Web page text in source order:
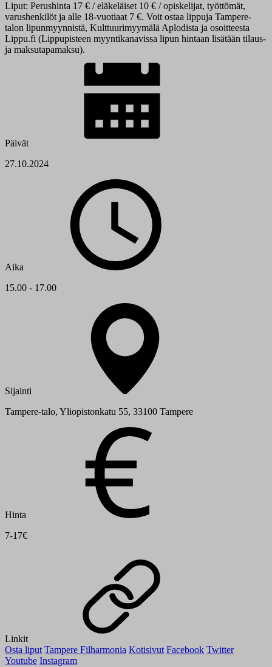
Liput: Perushinta 17 € / eläkeläiset 10 € / opiskelijat, työttömät,
varushenkilöt ja alle 18-vuotiaat 7 €. Voit ostaa lippuja Tampere-
talon lipunmyynnistä, Kulttuurimyymälä Aplodista ja osoitteesta
Lippu.fi (Lippupisteen myyntikanavissa lipun hintaan lisätään tilaus-
ja maksutapamaksu).
Päivät
27.10.2024
Aika
15.00 - 17.00
Sijainti
Tampere-talo, Yliopistonkatu 55, 33100 Tampere
Hinta
7-17€
Linkit
Osta liput Tampere Filharmonia Kotisivut Facebook Twitter
Youtube Instagram